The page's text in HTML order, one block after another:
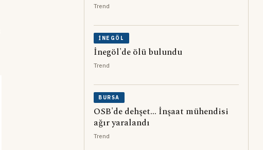
Trend
İNEGÖL
İnegöl'de ölü bulundu
Trend
BURSA
OSB'de dehşet... İnşaat mühendisi
ağır yaralandı
Trend